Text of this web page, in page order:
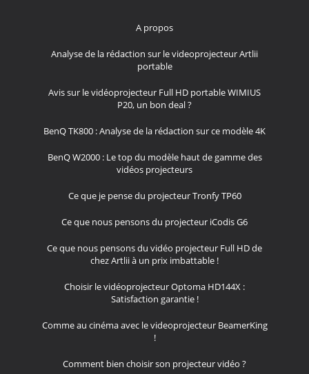
A propos
Analyse de la rédaction sur le videoprojecteur Artlii
portable
Avis sur le vidéoprojecteur Full HD portable WIMIUS
P20, un bon deal ?
BenQ TK800 : Analyse de la rédaction sur ce modèle 4K
BenQ W2000 : Le top du modèle haut de gamme des
vidéos projecteurs
Ce que je pense du projecteur Tronfy TP60
Ce que nous pensons du projecteur iCodis G6
Ce que nous pensons du vidéo projecteur Full HD de
chez Artlii à un prix imbattable !
Choisir le vidéoprojecteur Optoma HD144X :
Satisfaction garantie !
Comme au cinéma avec le videoprojecteur BeamerKing
!
Comment bien choisir son projecteur vidéo ?